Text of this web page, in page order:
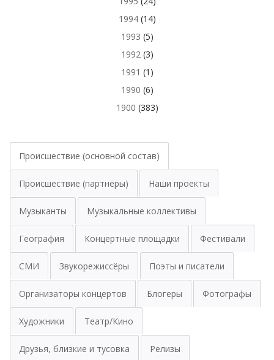
1994(14)
1993 (5)
1992 (3)
1991 (1)
1990 (6)
1900 (383)
Происшествие (основной состав)
Происшествие (партнёры) Наши проекты
Музыканты Музыкальные коллективы
География Концертные площадки Фестивали
СМИ Звукорежиссёры Поэты и писатели
Организаторы концертов Блогеры Фотографы
Художники Театр/Кино
Друзья, близкие и тусовка Релизы